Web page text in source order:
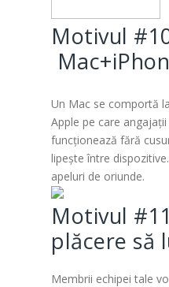
Motivul
Un Mac se comportă
Apple pe care
funcționează fără
lipește între
apeluri de oriunde.
Motivul
plăcere să
Membrii echipei tale